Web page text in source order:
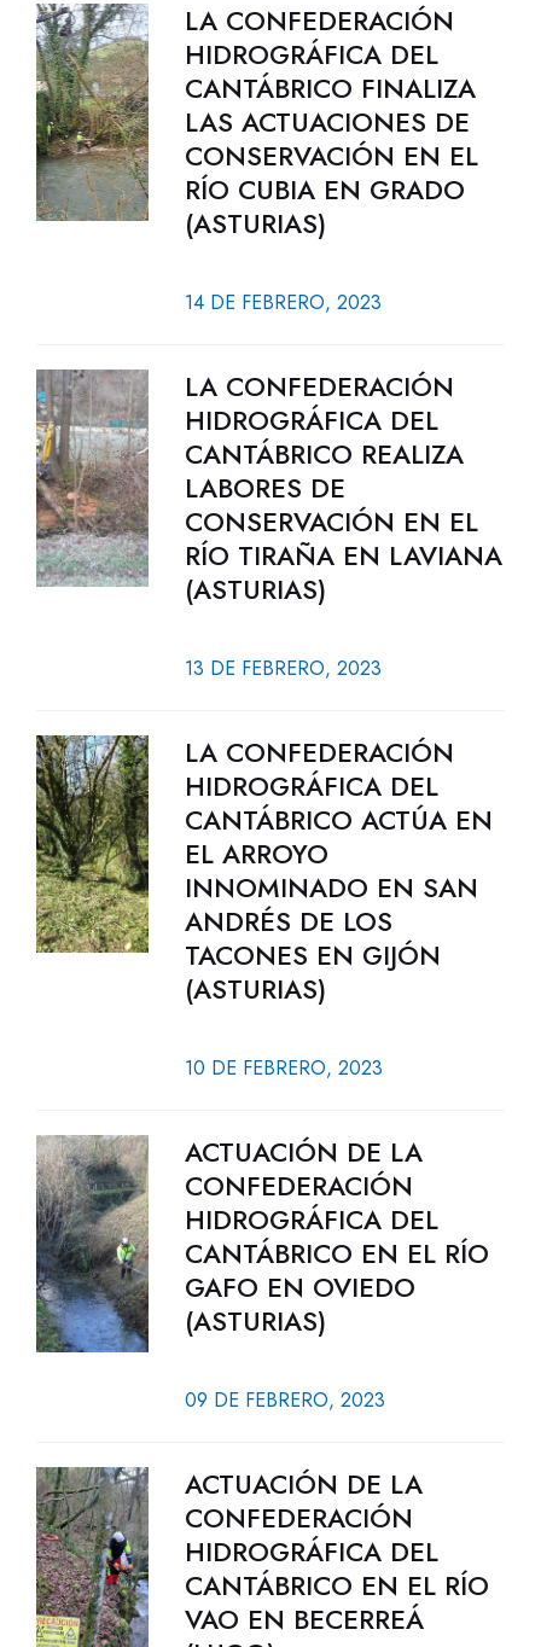
LA CONFEDERACIÓN
HIDROGRÁFICA DEL
CANTÁBRICO FINALIZA
LAS ACTUACIONES DE
CONSERVACIÓN EN EL
RÍO CUBIA EN GRADO
(ASTURIAS)
14 DE FEBRERO, 2023
LA CONFEDERACIÓN
HIDROGRÁFICA DEL
CANTÁBRICO REALIZA
LABORES DE
CONSERVACIÓN EN EL
RÍO TIRAÑA EN LAVIANA
(ASTURIAS)
13 DE FEBRERO, 2023
LA CONFEDERACIÓN
HIDROGRÁFICA DEL
CANTÁBRICO ACTÚA EN
EL ARROYO
INNOMINADO EN SAN
ANDRÉS DE LOS
TACONES EN GIJÓN
(ASTURIAS)
10 DE FEBRERO, 2023
ACTUACIÓN DE LA
CONFEDERACIÓN
HIDROGRÁFICA DEL
CANTÁBRICO EN EL RÍO
GAFO EN OVIEDO
(ASTURIAS)
09 DE FEBRERO, 2023
ACTUACIÓN DE LA
CONFEDERACIÓN
HIDROGRÁFICA DEL
CANTÁBRICO EN EL RÍO
VAO EN BECERREÁ